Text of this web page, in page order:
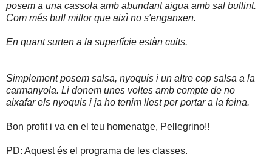
posem a una cassola amb abundant aigua amb sal bullint.
Com més bull millor que aixì no s'enganxen.
En quant surten a la superfície estàn cuits.
Simplement posem salsa, nyoquis i un altre cop salsa a la
carmanyola. Li donem unes voltes amb compte de no
aixafar els nyoquis i ja ho tenim llest per portar a la feina.
Bon profit i va en el teu homenatge, Pellegrino!!
PD: Aquest és el programa de les classes.